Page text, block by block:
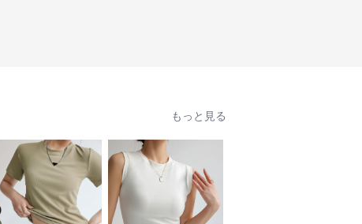
もっと見る